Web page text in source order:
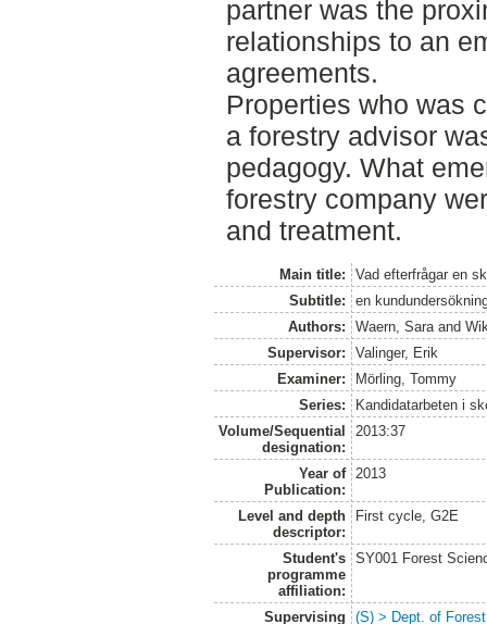
partner was the
relationships to an
agreements.
Properties who was
a forestry advisor
pedagogy. What
forestry company
and treatment.
Main title:
Vad efterfrågar en
Subtitle:
en
Authors:
Waern, Sara and
Supervisor:
Valinger, Erik
Examiner:
Mörling, Tommy
Series:
Kandidatarbeten i
Volume/Sequential
designation:
2013:37
Year of
Publication:
2013
Level and depth
descriptor:
First cycle, G2E
Student's
programme
affiliation:
SY001 Forest
Supervising
(S) > Dept. of